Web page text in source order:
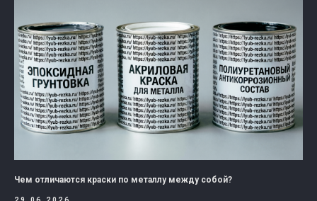
Чем отличаются краски по металлу между собой?